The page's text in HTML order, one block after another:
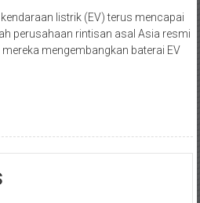
listrik (EV) terus mencapai
perusahaan rintisan asal Asia resmi
mengembangkan baterai EV